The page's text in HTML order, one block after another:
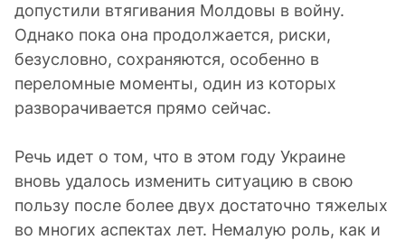
допустили втягивания Молдовы в войну.
Однако пока она продолжается, риски,
безусловно, сохраняются, особенно в
переломные моменты, один из которых
разворачивается прямо сейчас.
Речь идет о том, что в этом году Украине
вновь удалось изменить ситуацию в свою
пользу после более двух достаточно тяжелых
во многих аспектах лет. Немалую роль, как и